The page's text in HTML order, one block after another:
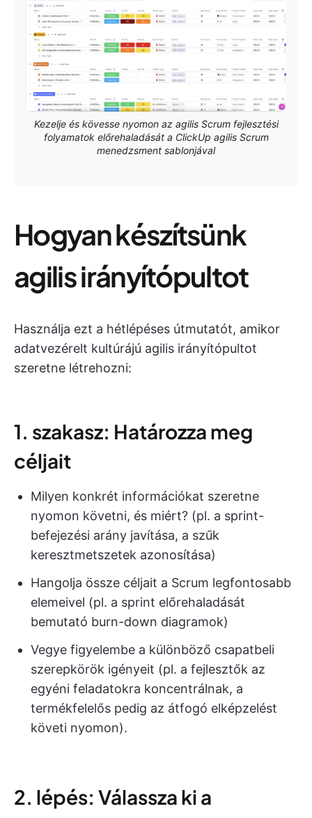
Kezelje és kövesse nyomon az agilis Scrum fejlesztési
folyamatok előrehaladását a ClickUp agilis Scrum
menedzsment sablonjával
Hogyan készítsünk
agilis irányítópultot
Használja ezt a hétlépéses útmutatót, amikor
adatvezérelt kultúrájú agilis irányítópultot
szeretne létrehozni:
1. szakasz: Határozza meg
céljait
Milyen konkrét információkat szeretne
nyomon követni, és miért? (pl. a sprint-
befejezési arány javítása, a szűk
keresztmetszetek azonosítása)
Hangolja össze céljait a Scrum legfontosabb
elemeivel (pl. a sprint előrehaladását
bemutató burn-down diagramok)
Vegye figyelembe a különböző csapatbeli
szerepkörök igényeit (pl. a fejlesztők az
egyéni feladatokra koncentrálnak, a
termékfelelős pedig az átfogó elképzelést
követi nyomon).
2. lépés: Válassza ki a